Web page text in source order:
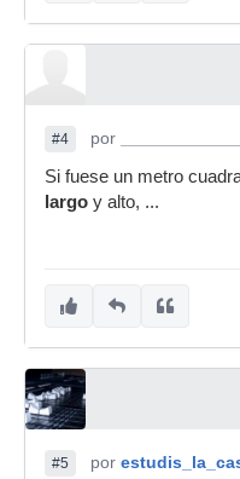
#4 por
Si fuese un metro
largo y alto, ...
#5 por